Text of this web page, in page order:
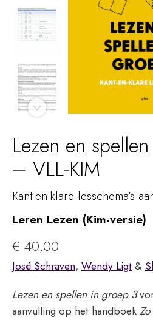
Lezen en
– VLL-KIM
Kant-en-klare lesschema’s
Leren Lezen (Kim-versie)
€ 40,00
José Schraven, Wendy Ligt &
Lezen en spellen in groep 3
aanvulling op het handboek